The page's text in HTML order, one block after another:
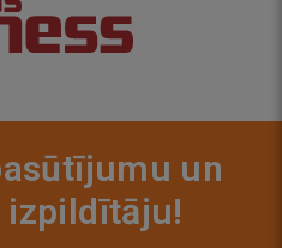
un
izpildītāju!